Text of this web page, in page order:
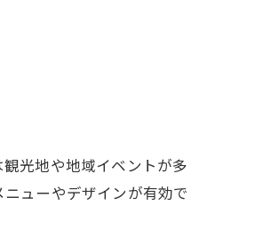
光地や地域イベントが多
ューやデザインが有効で